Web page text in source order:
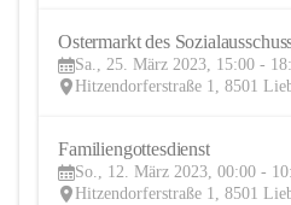
Ostermarkt des
Sa., 25. März 2023, 15:00 -
Hitzendorferstraße 1, 8501
Familiengottesdienst
So., 12. März 2023, 00:00 -
Hitzendorferstraße 1, 8501